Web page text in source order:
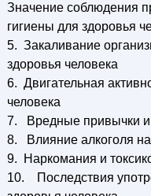
Значение соблюдения
гигиены для здоровья
5. Закаливание
здоровья человека
6. Двигательная
человека
7. Вредные привычки и
8. Влияние алкоголя на
9. Наркомания и
10. Последствия